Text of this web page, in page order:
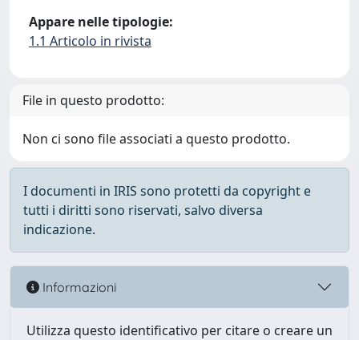
Appare nelle tipologie:
1.1 Articolo in rivista
File in questo prodotto:
Non ci sono file associati a questo prodotto.
I documenti in IRIS sono protetti da copyright e
tutti i diritti sono riservati, salvo diversa
indicazione.
Informazioni
Utilizza questo identificativo per citare o creare un